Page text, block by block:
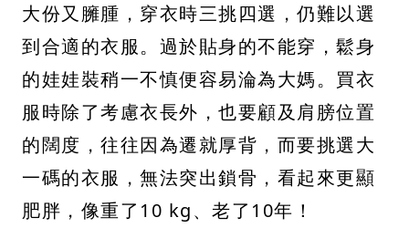
大份又臃腫，穿衣時三挑四選，仍難以選
到合適的衣服。過於貼身的不能穿，鬆身
的娃娃裝稍一不慎便容易淪為大媽。買衣
服時除了考慮衣長外，也要顧及肩膀位置
的闊度，往往因為遷就厚背，而要挑選大
一碼的衣服，無法突出鎖骨，看起來更顯
肥胖，像重了10 kg、老了10年！